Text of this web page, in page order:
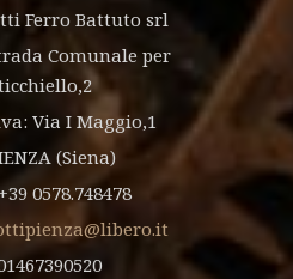
Ferro Battuto srl
Comunale per
Via I Maggio,1
(Siena)
0578.748478